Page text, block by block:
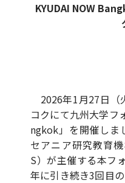
KYUDAI NOW
2026年1月27日（
コクにて九州大学フ
ngkok」を開催しま
セアニア研究教育
S）が主催する本フ
年に引き続き3回目